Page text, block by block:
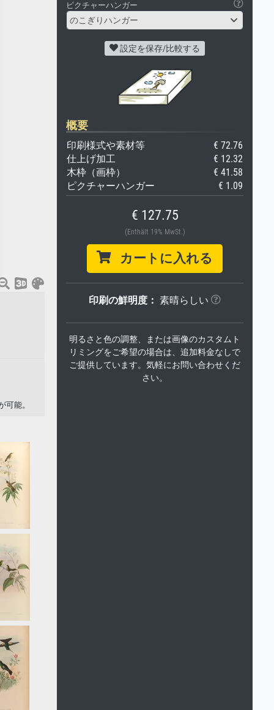
可能。
ピクチャーハンガー
のこぎりハンガー
設定を保存/比較する
概要
印刷様式や素材等
€ 72.76
仕上げ加工
€ 12.32
木枠（画枠）
€ 41.58
ピクチャーハンガー
€ 1.09
€ 127.75
(Enthält 19% MwSt.)
カートに入れる
印刷の鮮明度： 素晴らしい
明るさと色の調整、または画像のカスタムト
リミングをご希望の場合は、追加料金なしで
ご提供しています。気軽にお問い合わせくだ
さい。